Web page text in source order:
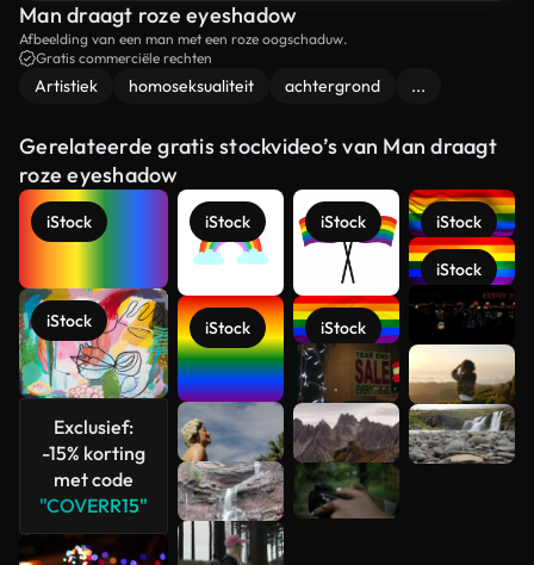
Man draagt roze eyeshadow
Afbeelding van een man met een roze oogschaduw.
Gratis commerciële rechten
Artistiek homoseksualiteit achtergrond ...
Gerelateerde gratis stockvideo’s van Man draagt
roze eyeshadow
iStock
iStock
Exclusief:
-15% korting
met code
"COVERR15"
iStock
iStock
iStock
iStock
iStock
iStock
bekijken